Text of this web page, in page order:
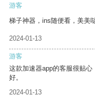
游客
梯子神器，ins随便看，美美
2024-01-13
游客
这款加速器app的客服很贴
好。
2024-01-13